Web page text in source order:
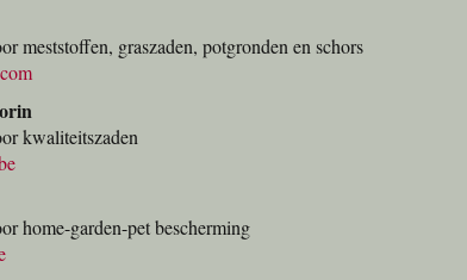
meststoffen, graszaden, potgronden en schors
kwaliteitszaden
home-garden-pet bescherming